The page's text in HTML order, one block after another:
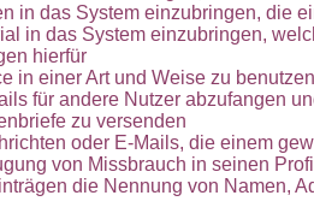
in das System einzubringen, die
in das System einzubringen,
hierfür
in einer Art und Weise zu
für andere Nutzer abzufangen
zu versenden
oder E-Mails, die einem
von Missbrauch in seinen
die Nennung von Namen,